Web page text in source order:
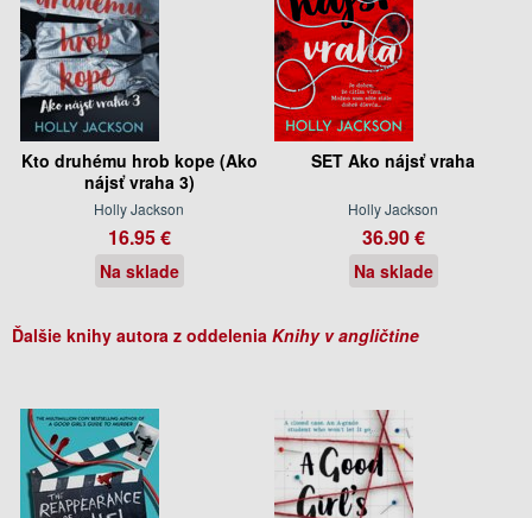
Kto druhému hrob kope (Ako
nájsť vraha 3)
Holly Jackson
16.95 €
Na sklade
SET Ako nájsť vraha
Holly Jackson
36.90 €
Na sklade
Ďalšie knihy autora z oddelenia Knihy v angličtine